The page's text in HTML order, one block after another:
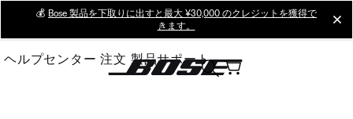
Main
💰 Bose 製品を下取りに出すと最大 ¥30,000 のクレジットを獲得で
きます。
ヘルプセンター 注文 製品サポート